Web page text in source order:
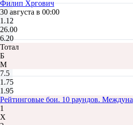
Филип Хргович
30 августа в 00:00
1.12
26.00
6.20
Тотал
Б
М
7.5
1.75
1.95
Рейтинговые бои. 10 раундов.
1
Х